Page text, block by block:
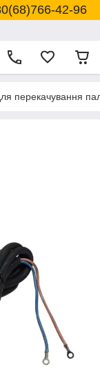
42-96
перекачування